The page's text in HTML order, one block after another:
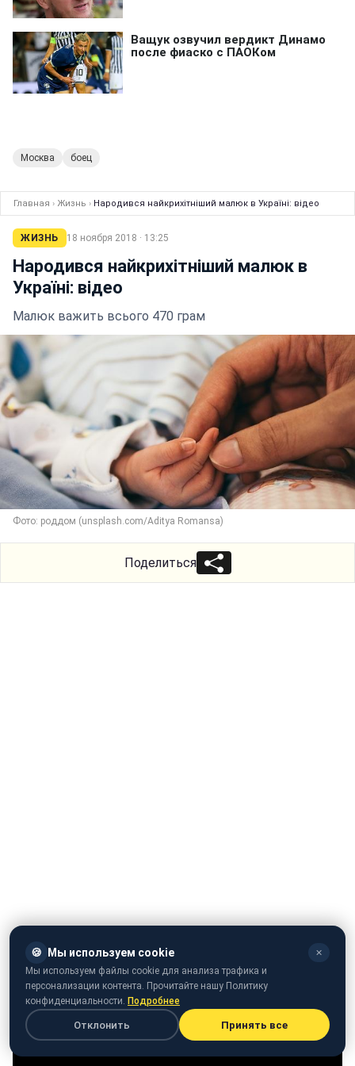
Москва боец
Главная › Жизнь › Народився найкрихітніший малюк в Україні: відео
ЖИЗНЬ 18 ноября 2018 · 13:25
Народився найкрихітніший малюк в
Україні: відео
Малюк важить всього 470 грам
Фото: роддом (unsplash.com/Aditya Romansa)
Поделиться
🍪 Мы используем cookie ✕
Мы используем файлы cookie для анализа трафика и
персонализации контента. Прочитайте нашу Политику
конфиденциальности. Подробнее
Отклонить Принять все